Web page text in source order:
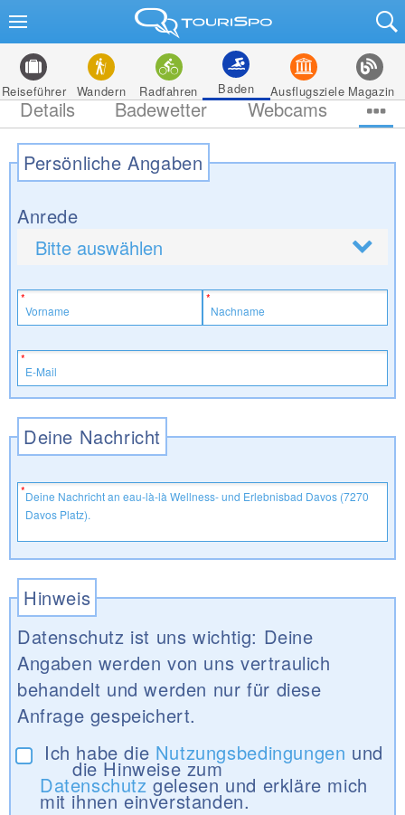
Reiseführer Wandern Radfahren Baden Ausflugsziele Magazin
Details Badewetter Webcams
Persönliche Angaben
Anrede
Deine Nachricht
Hinweis
Datenschutz ist uns wichtig: Deine
Angaben werden von uns vertraulich
behandelt und werden nur für diese
Anfrage gespeichert.
Ich habe die Nutzungsbedingungen und
die Hinweise zum
Datenschutzgelesen und erkläre mich
mit ihnen einverstanden.